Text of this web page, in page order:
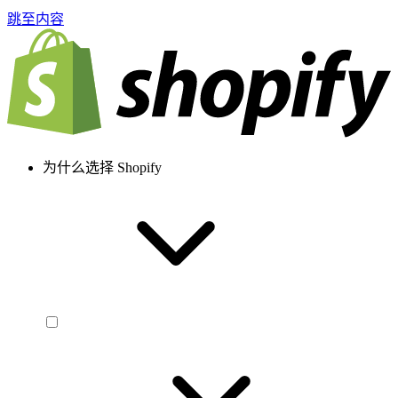
跳至内容
为什么选择 Shopify